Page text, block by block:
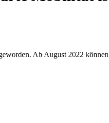
Ab August 2022